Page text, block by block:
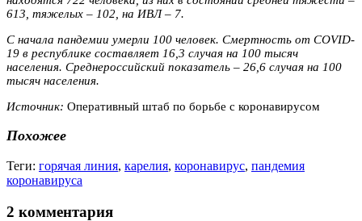
613, тяжелых – 102, на ИВЛ – 7.
С начала пандемии умерли 100 человек. Смертность от COVID-
19 в республике составляет 16,3 случая на 100 тысяч
населения. Среднероссийский показатель – 26,6 случая на 100
тысяч населения.
Источник: Оперативный штаб по борьбе с коронавирусом
Похожее
Теги: горячая линия, карелия, коронавирус, пандемия
коронавируса
2 комментария